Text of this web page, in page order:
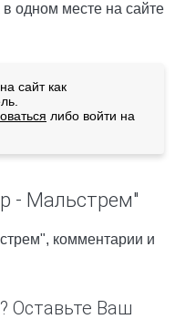
одном месте на сайте
сайт как
либо войти на
- Мальстрем"
комментарии и
Оставьте Ваш